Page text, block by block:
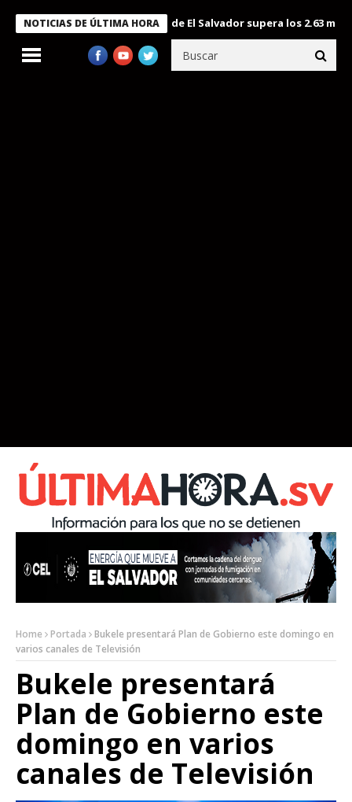
NOTICIAS DE ÚLTIMA HORA
Aeropuerto Internacional de El Salvador supera los 2.63 millones
Home Portada
Bukele presentará Plan de Gobierno este domingo en
varios canales de Televisión
Bukele presentará
Plan de Gobierno este
domingo en varios
canales de Televisión